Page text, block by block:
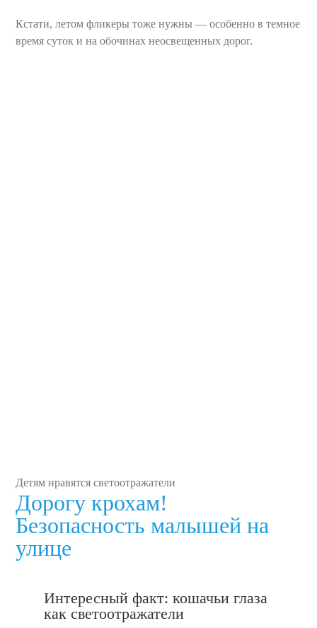
Кстати, летом фликеры тоже нужны — особенно в темное
время суток и на обочинах неосвещенных дорог.
Детям нравятся светоотражатели
Дорогу крохам!
Безопасность малышей на
улице
Интересный факт: кошачьи глаза
как светоотражатели